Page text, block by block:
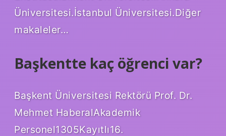
Üniversitesi.İstanbul Üniversitesi.Diğer
makaleler…
Başkentte kaç öğrenci var?
Başkent Üniversitesi Rektörü Prof. Dr.
Mehmet HaberalAkademik
Personel1305Kayıtlı16.